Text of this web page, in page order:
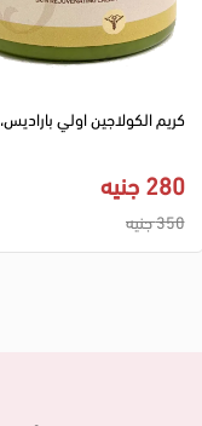
كريم الكولاجين اولي باراديس، 80 مل
280 جنيه
350 جنيه